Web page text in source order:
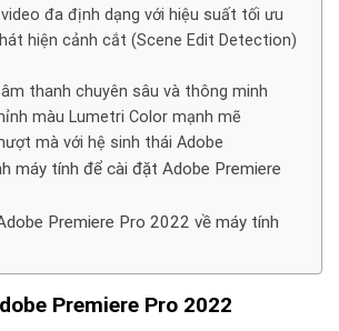
đa định dạng với hiệu suất tối ưu
hiện cảnh cắt (Scene Edit Detection)
thanh chuyên sâu và thông minh
màu Lumetri Color mạnh mẽ
mà với hệ sinh thái Adobe
máy tính để cài đặt Adobe Premiere
Premiere Pro 2022 về máy tính
Premiere Pro 2022